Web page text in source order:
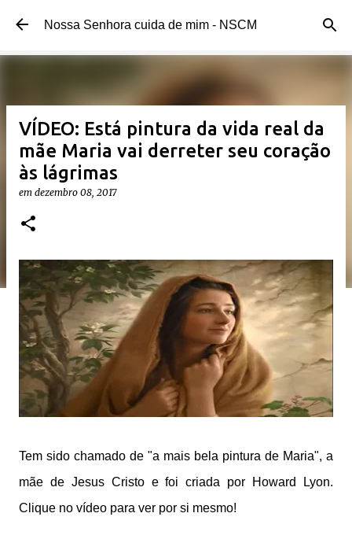
Pular para o conteúdo principal
Nossa Senhora cuida de mim - NSCM
VÍDEO: Está pintura da vida real da
mãe Maria vai derreter seu coração
às lágrimas
em dezembro 08, 2017
Tem sido chamado de "a mais bela pintura de Maria", a
mãe de Jesus Cristo e foi criada por Howard Lyon.
Clique no vídeo para ver por si mesmo!